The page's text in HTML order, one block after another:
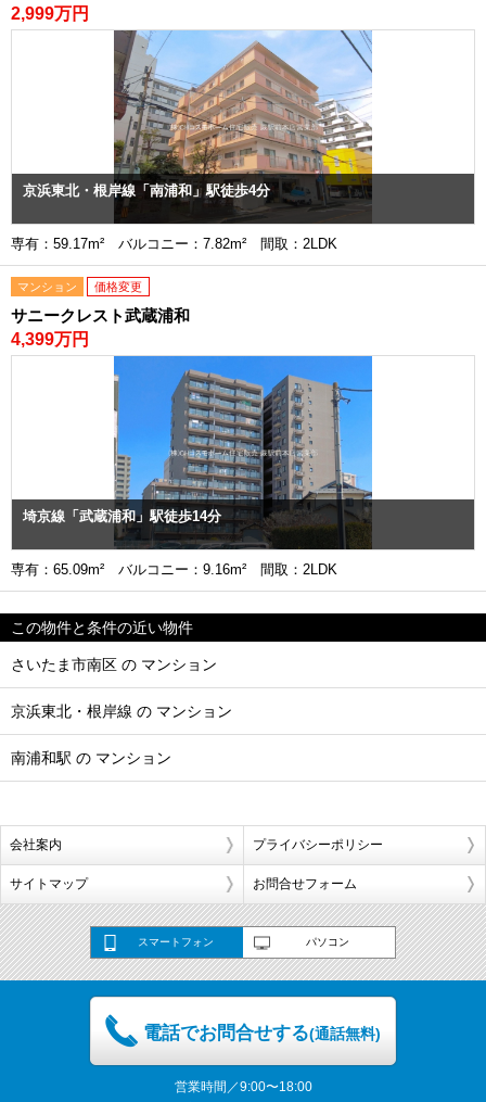
2,999万円
京浜東北・根岸線「南浦和」駅徒歩4分
専有：59.17m² バルコニー：7.82m² 間取：2LDK
マンション 価格変更
サニークレスト武蔵浦和
4,399万円
埼京線「武蔵浦和」駅徒歩14分
専有：65.09m² バルコニー：9.16m² 間取：2LDK
この物件と条件の近い物件
さいたま市南区 の マンション
京浜東北・根岸線 の マンション
南浦和駅 の マンション
会社案内 プライバシーポリシー
サイトマップ お問合せフォーム
スマートフォン パソコン
電話でお問合せする(通話無料)
営業時間／9:00〜18:00